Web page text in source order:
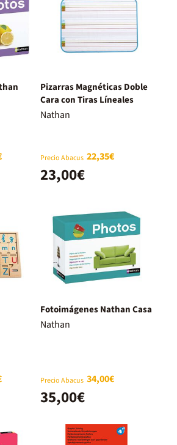
Pizarras Magnéticas Doble
Cara con Tiras Líneales
Nathan
Precio Abacus 22,35€
23,00€
Fotoimágenes Nathan Casa
Nathan
Precio Abacus 34,00€
35,00€